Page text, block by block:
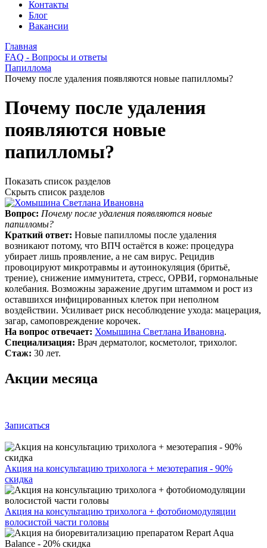
Контакты
Блог
Вакансии
Главная
FAQ - Вопросы и ответы
Папиллома
Почему после удаления появляются новые папилломы?
Почему после удаления
появляются новые
папилломы?
Показать список разделов
Скрыть список разделов
Вопрос: Почему после удаления появляются новые
папилломы?
Краткий ответ: Новые папилломы после удаления
возникают потому, что ВПЧ остаётся в коже: процедура
убирает лишь проявление, а не сам вирус. Рецидив
провоцируют микротравмы и аутоинокуляция (бритьё,
трение), снижение иммунитета, стресс, ОРВИ, гормональные
колебания. Возможны заражение другим штаммом и рост из
оставшихся инфицированных клеток при неполном
воздействии. Усиливает риск несоблюдение ухода: мацерация,
загар, самоповреждение корочек.
На вопрос отвечает: Хомышина Светлана Ивановна.
Специализация: Врач дерматолог, косметолог, трихолог.
Стаж: 30 лет.
Акции месяца
Записаться
Акция на консультацию трихолога + мезотерапия - 90%
скидка
Акция на консультацию трихолога + фотобиомодуляции
волосистой части головы